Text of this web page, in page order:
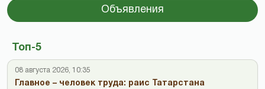
Объявления
Топ-5
08 августа 2026, 10:35
Главное – человек труда: раис Татарстана